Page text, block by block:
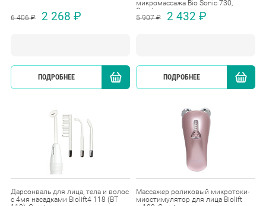
6 406 ₽ 2 268 ₽
ПОДРОБНЕЕ КУПИТЬ
микромассажа Bio Sonic 730,
Gezatone
5 907 ₽
2 432 ₽
ПОДРОБНЕЕ
Дарсонваль для лица, тела и волос
с 4мя насадками Biolift4 118 (BT
Массажер роликовый микротоки-
миостимулятор для лица Biolift